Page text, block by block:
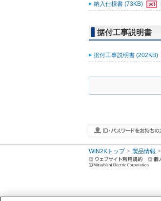
納入仕様書 (73KB)
据付工事説明書
据付工事説明書 (202KB)
WIN2Kトップ 製品情報